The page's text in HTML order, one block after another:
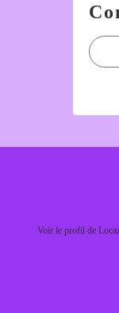
Voir le profil de